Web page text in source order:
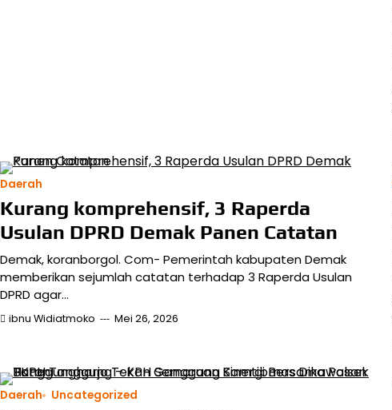
Daerah
Kurang komprehensif, 3 Raperda
Usulan DPRD Demak Panen Catatan
Demak, koranborgol. Com- Pemerintah kabupaten Demak
memberikan sejumlah catatan terhadap 3 Raperda Usulan
DPRD agar…
ibnu Widiatmoko Mei 26, 2026
Daerah Uncategorized